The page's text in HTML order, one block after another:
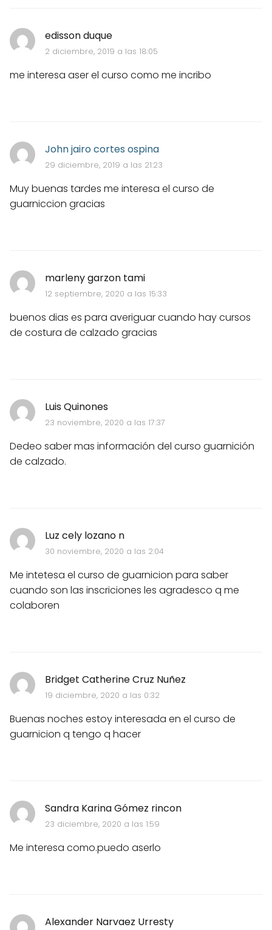
edisson duque
2 diciembre, 2019 a las 18:05
me interesa aser el curso como me incribo
John jairo cortes ospina
29 diciembre, 2019 a las 21:23
Muy buenas tardes me interesa el curso de
guarniccion gracias
marleny garzon tami
12 septiembre, 2020 a las 15:33
buenos dias es para averiguar cuando hay cursos
de costura de calzado gracias
Luis Quinones
23 noviembre, 2020 a las 17:37
Dedeo saber mas información del curso guarnición
de calzado.
Luz cely lozano n
30 noviembre, 2020 a las 2:04
Me intetesa el curso de guarnicion para saber
cuando son las inscriciones les agradesco q me
colaboren
Bridget Catherine Cruz Nuñez
19 diciembre, 2020 a las 0:32
Buenas noches estoy interesada en el curso de
guarnicion q tengo q hacer
Sandra Karina Gómez rincon
23 diciembre, 2020 a las 1:59
Me interesa como.puedo aserlo
Alexander Narvaez Urresty